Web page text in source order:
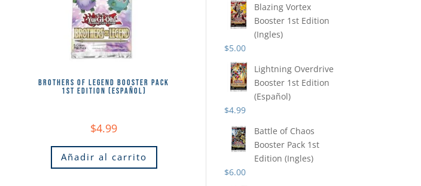
BROTHERS OF LEGEND BOOSTER PACK
1ST EDITION (ESPAÑOL)
$4.99
Añadir al carrito
Blazing Vortex
Booster 1st Edition
(Ingles)
$5.00
Lightning Overdrive
Booster 1st Edition
(Español)
$4.99
Battle of Chaos
Booster Pack 1st
Edition (Ingles)
$6.00